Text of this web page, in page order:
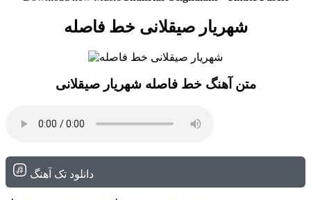
شهریار صیقلانی خط فاصله
متن آهنگ خط فاصله شهریار صیقلانی
دانلود تک آهنگ